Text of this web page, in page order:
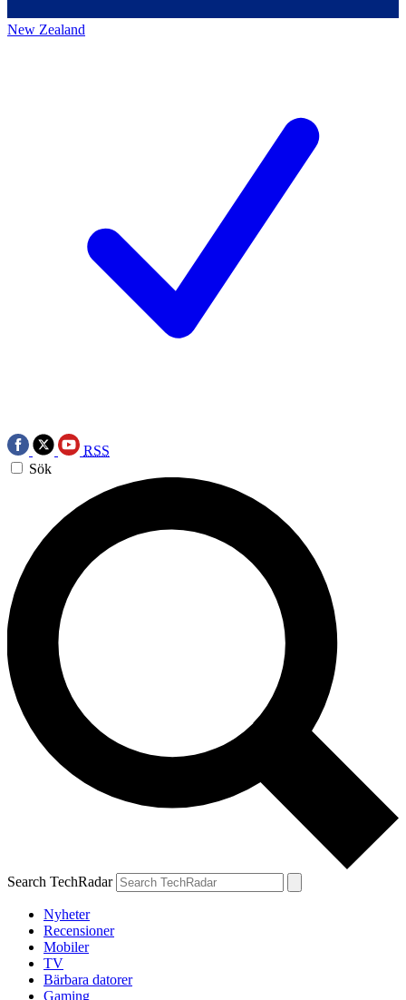
New Zealand
RSS
Sök
Search TechRadar
Nyheter
Recensioner
Mobiler
TV
Bärbara datorer
Gaming